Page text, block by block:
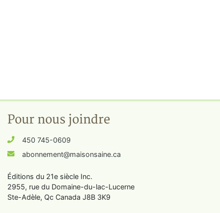
Pour nous joindre
450 745-0609
abonnement@maisonsaine.ca
Éditions du 21e siècle Inc.
2955, rue du Domaine-du-lac-Lucerne
Ste-Adèle, Qc Canada J8B 3K9